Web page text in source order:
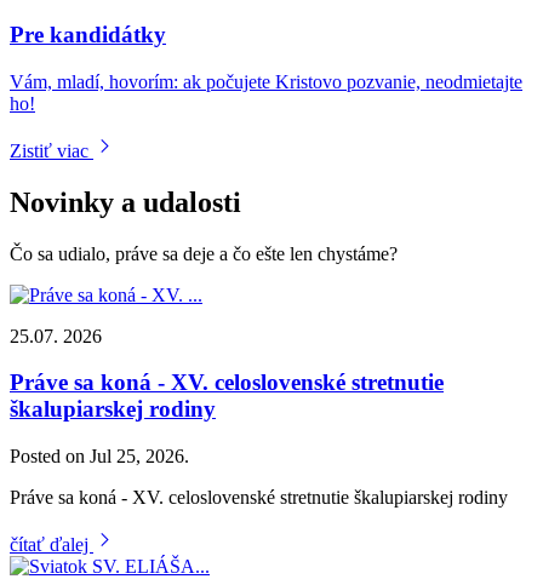
Pre kandidátky
Vám, mladí, hovorím: ak počujete Kristovo pozvanie, neodmietajte
ho!
Zistiť viac
Novinky a udalosti
Čo sa udialo, práve sa deje a čo ešte len chystáme?
25.07. 2026
Práve sa koná - XV. celoslovenské stretnutie
škalupiarskej rodiny
Posted on Jul 25, 2026.
Práve sa koná - XV. celoslovenské stretnutie škalupiarskej rodiny
čítať ďalej